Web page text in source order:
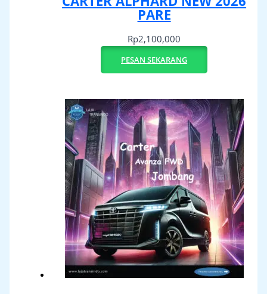
PARE
Rp2,100,000
PESAN SEKARANG